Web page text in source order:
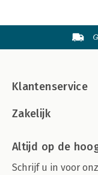
Klantenservice
Zakelijk
Altijd op de
Schrijf u in voor